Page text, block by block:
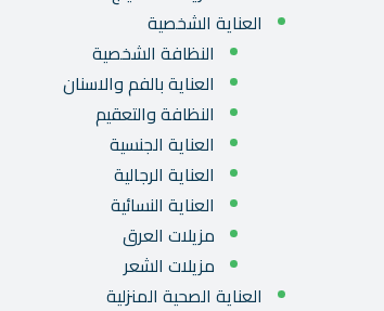
العناية الشخصية
النظافة الشخصية
العناية بالفم والاسنان
النظافة والتعقيم
العناية الجنسية
العناية الرجالية
العناية النسائية
مزيلات العرق
مزيلات الشعر
العناية الصحية المنزلية